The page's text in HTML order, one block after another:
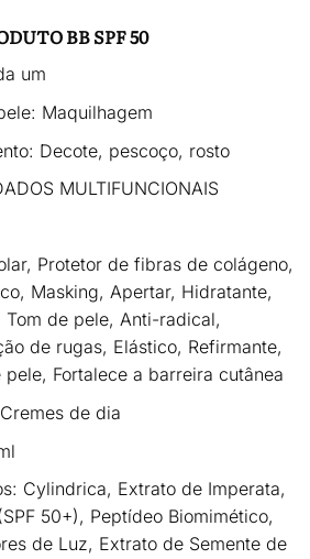
BB SPF 50
um
Maquilhagem
Decote, pescoço, rosto
MULTIFUNCIONAIS
Protetor de fibras de colágeno,
Masking, Apertar, Hidratante,
Tom de pele, Anti-radical,
de rugas, Elástico, Refirmante,
Fortalece a barreira cutânea
de dia
Cylindrica, Extrato de Imperata,
50+), Peptídeo Biomimético,
de Luz, Extrato de Semente de